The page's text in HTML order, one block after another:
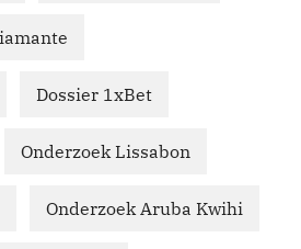
Dossier 1xBet
Onderzoek Lissabon
Onderzoek Aruba Kwihi